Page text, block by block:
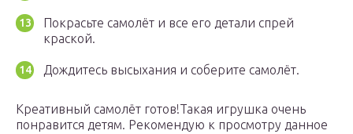
Покрасьте самолёт и все его детали спрей
краской.
Дождитесь высыхания и соберите самолёт.
Креативный самолёт готов!Такая игрушка очень
понравится детям. Рекомендую к просмотру данное